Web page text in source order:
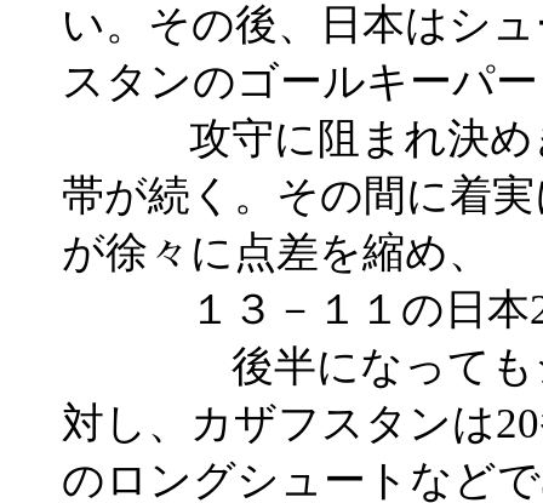
い。その後、日本はシ
スタンのゴールキーパ
攻守に阻まれ決めき
帯が続く。その間に着
が徐々に点差を縮め、
１３－１１の日本2
後半になってもシ
対し、カザフスタンは
のロングシュートなど